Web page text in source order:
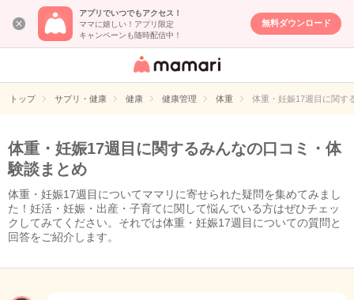
アプリでいつでもアクセス！
ママに嬉しい！アプリ限定
キャンペーンも随時配信中！
無料ダウンロード
女性専用匿名QA
イト
トップ サプリ・健康 健康 健康管理 体重 体重・妊娠17週目に関す
体重・妊娠17週目に関するみんなの口コミ・体
験談まとめ
体重・妊娠17週目についてママリに寄せられた疑問を集めてみまし
た！妊活・妊娠・出産・子育てに関して悩んでいる方はぜひチェッ
クしてみてください。それでは体重・妊娠17週目についての質問と
回答をご紹介します。